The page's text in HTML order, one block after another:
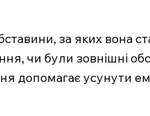
за яких вона
чи були зовнішні
допомагає усунути